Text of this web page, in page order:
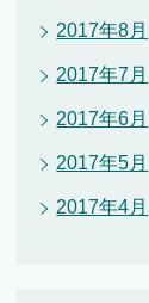
2017年8月
2017年7月
2017年6月
2017年5月
2017年4月